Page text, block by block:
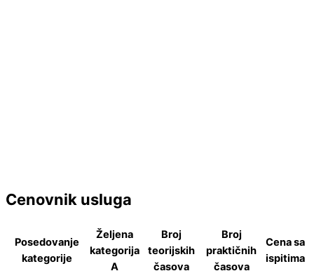
Cenovnik usluga
Posedovanje
kategorije
Željena
kategorija
A
Broj
teorijskih
časova
Broj
praktičnih
časova
Cena sa
ispitima